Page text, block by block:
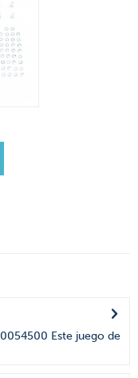
Este juego de